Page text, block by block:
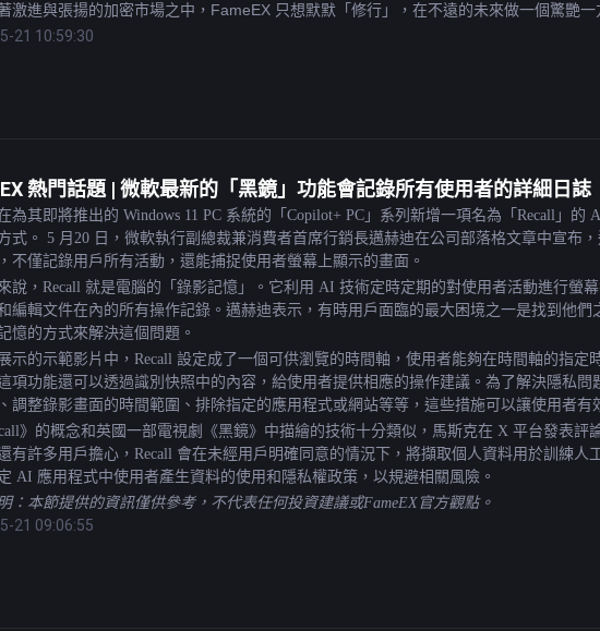
激進與張揚的加密市場之中，FameEX 只想默默「修行」，在不遠的未來做一個驚艷一
21 10:59:30
熱門話題 | 微軟最新的「黑鏡」功能會記錄所有使用者的詳細日誌
為其即將推出的 Windows 11 PC 系統的「Copilot+ PC」系列新增一項名為「Recall」的
式。 5 月20 日，微軟執行副總裁兼消費者首席行銷長邁赫迪在公司部落格文章中宣布
不僅記錄用戶所有活動，還能捕捉使用者螢幕上顯示的畫面。
說，Recall 就是電腦的「錄影記憶」。它利用 AI 技術定時定期的對使用者活動進行螢
編輯文件在內的所有操作記錄。邁赫迪表示，有時用戶面臨的最大困境之一是找到他們
憶的方式來解決這個問題。
示的示範影片中，Recall 設定成了一個可供瀏覽的時間軸，使用者能夠在時間軸的指
項功能還可以透過識別快照中的內容，給使用者提供相應的操作建議。為了解決隱私問
調整錄影畫面的時間範圍、排除指定的應用程式或網站等等，這些措施可以讓使用者有
》的概念和英國一部電視劇《黑鏡》中描繪的技術十分類似，馬斯克在 X 平台發表評
有許多用戶擔心，Recall 會在未經用戶明確同意的情況下，將擷取個人資料用於訓練人
AI 應用程式中使用者產生資料的使用和隱私權政策，以規避相關風險。
：本節提供的資訊僅供參考，不代表任何投資建議或FameEX官方觀點。
21 09:06:55